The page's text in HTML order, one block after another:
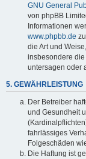
GNU General
von phpBB
Informationen
www.phpbb.de
die Art und
insbesondere die
untersagen oder
5. GEWÄHRLEISTUNG
Der Betreiber
und Gesundheit
fahrlässiges
Folgeschäden
Die Haftung ist